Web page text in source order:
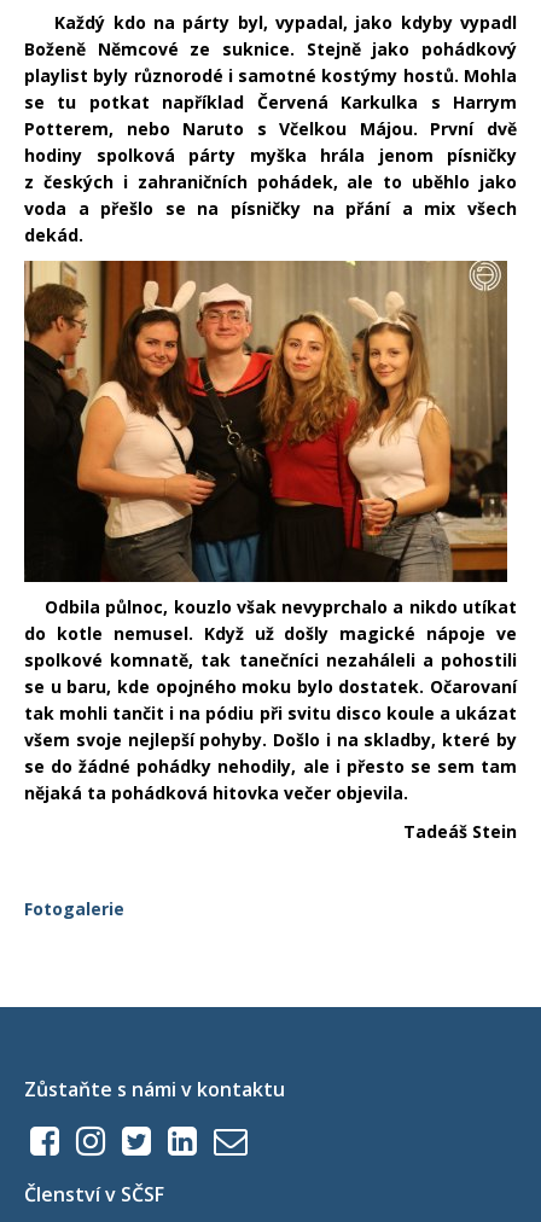
Každý kdo na párty byl, vypadal, jako kdyby vypadl
Boženě Němcové ze suknice. Stejně jako pohádkový
playlist byly různorodé i samotné kostýmy hostů. Mohla
se tu potkat například Červená Karkulka s Harrym
Potterem, nebo Naruto s Včelkou Májou. První dvě
hodiny spolková párty myška hrála jenom písničky
z českých i zahraničních pohádek, ale to uběhlo jako
voda a přešlo se na písničky na přání a mix všech
dekád.
Odbila půlnoc, kouzlo však nevyprchalo a nikdo utíkat
do kotle nemusel. Když už došly magické nápoje ve
spolkové komnatě, tak tanečníci nezaháleli a pohostili
se u baru, kde opojného moku bylo dostatek. Očarovaní
tak mohli tančit i na pódiu při svitu disco koule a ukázat
všem svoje nejlepší pohyby. Došlo i na skladby, které by
se do žádné pohádky nehodily, ale i přesto se sem tam
nějaká ta pohádková hitovka večer objevila.
Tadeáš Stein
Fotogalerie
Zůstaňte s námi v kontaktu
Členství v SČSF